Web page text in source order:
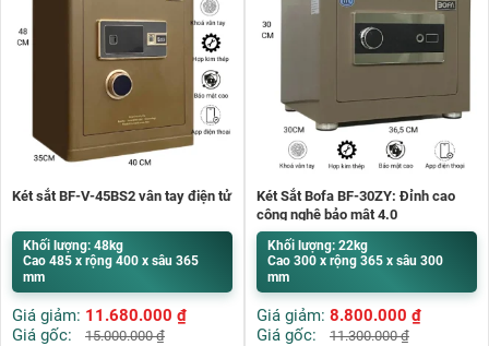
Két sắt BF-V-45BS2 vân tay điện tử
Khối lượng: 48kg
Cao 485 x rộng 400 x sâu 365
mm
Giá giảm: 11.680.000 ₫
Giá gốc:
15.000.000₫
Két Sắt Bofa BF-30ZY: Đỉnh cao
công nghệ bảo mật 4.0
Khối lượng: 22kg
Cao 300 x rộng 365 x sâu 300
mm
Giá giảm: 8.800.000 ₫
Giá gốc:
11.300.000₫